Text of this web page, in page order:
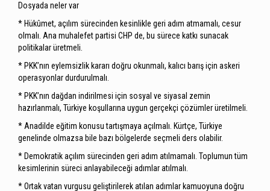
Dosyada neler var
* Hükûmet, açılım sürecinden kesinlikle geri adım atmamalı, cesur
olmalı. Ana muhalefet partisi CHP de, bu sürece katkı sunacak
politikalar üretmeli.
* PKK’nın eylemsizlik kararı doğru okunmalı, kalıcı barış için askeri
operasyonlar durdurulmalı.
* PKK’nın dağdan indirilmesi için sosyal ve siyasal zemin
hazırlanmalı, Türkiye koşullarına uygun gerçekçi çözümler üretilmeli.
* Anadilde eğitim konusu tartışmaya açılmalı. Kürtçe, Türkiye
genelinde olmazsa bile bazı bölgelerde seçmeli ders olabilir.
* Demokratik açılım sürecinden geri adım atılmamalı. Toplumun tüm
kesimlerinin süreci anlayabileceği adımlar atılmalı.
* Ortak vatan vurgusu geliştirilerek atılan adımlar kamuoyuna doğru